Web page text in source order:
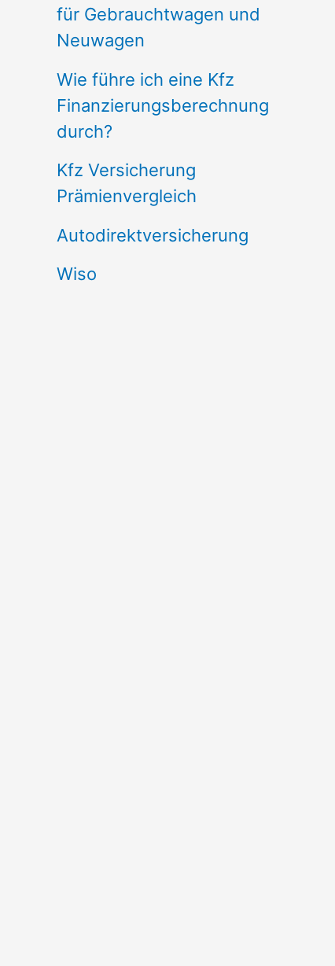
für Gebrauchtwagen und
Neuwagen
Wie führe ich eine Kfz
Finanzierungsberechnung
durch?
Kfz Versicherung
Prämienvergleich
Autodirektversicherung
Wiso